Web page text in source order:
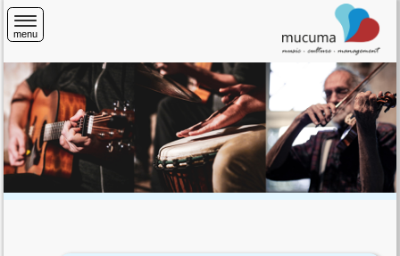
menu
Home
Veranstaltungen